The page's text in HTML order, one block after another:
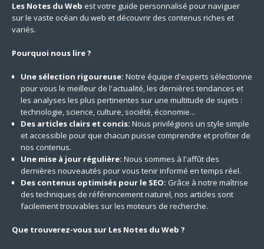
Les Notes du Web est votre guide personnalisé pour naviguer
sur le vaste océan du web et découvrir des contenus riches et
variés.
Pourquoi nous lire ?
Une sélection rigoureuse: Notre équipe d'experts sélectionne
pour vous le meilleur de l'actualité, les dernières tendances et
les analyses les plus pertinentes sur une multitude de sujets :
technologie, science, culture, société, économie...
Des articles clairs et concis: Nous privilégions un style simple
et accessible pour que chacun puisse comprendre et profiter de
nos contenus.
Une mise à jour régulière: Nous sommes à l'affût des
dernières nouveautés pour vous tenir informé en temps réel.
Des contenus optimisés pour le SEO: Grâce à notre maîtrise
des techniques de référencement naturel, nos articles sont
facilement trouvables sur les moteurs de recherche.
Que trouverez-vous sur Les Notes du Web ?